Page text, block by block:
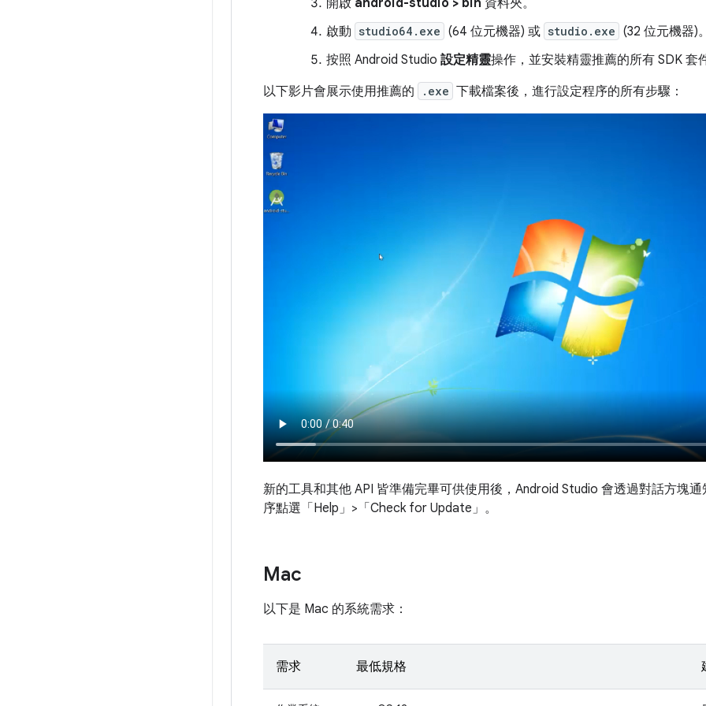
開啟 android-studio > bin 資料夾。
啟動 studio64.exe (64 位元機器) 或 studio.exe (32 位元機器)
按照 Android Studio 設定精靈操作，並安裝精靈推薦的所有 SDK 套
以下影片會展示使用推薦的
.exe 下載檔案後，進行設定程序的所有步驟：
新的工具和其他 API 皆準備完畢可供使用後，Android Studio 會透過對話方塊
序點選「Help」>「Check for Update」 。
Mac
以下是 Mac 的系統需求：
需求 最低規格